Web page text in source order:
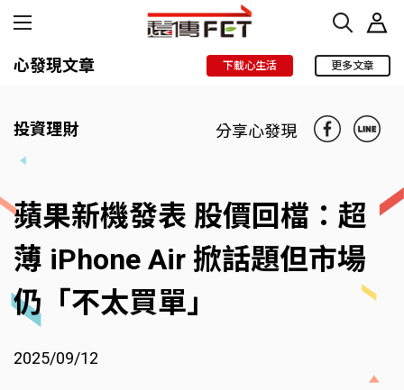
心發現文章 下載心生活 更多文章
投資理財 分享心發現
蘋果新機發表 股價回檔：超
薄 iPhone Air 掀話題但市場
仍「不太買單」
2025/09/12